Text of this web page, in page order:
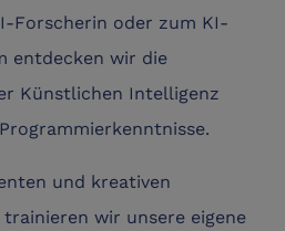
Forscherin oder zum KI-
entdecken wir die
Künstlichen Intelligenz
und kreativen
wir unsere eigene